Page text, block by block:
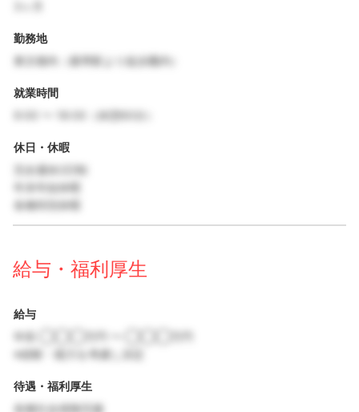
勤務地
東京都内（最寄駅より徒歩圏内）
就業時間
9:00 〜 18:00（休憩60分）
休日・休暇
完全週休2日制
年末年始休暇
各種特別休暇
給与・福利厚生
給与
※経験・能力を考慮し決定
待遇・福利厚生
各種社会保険完備